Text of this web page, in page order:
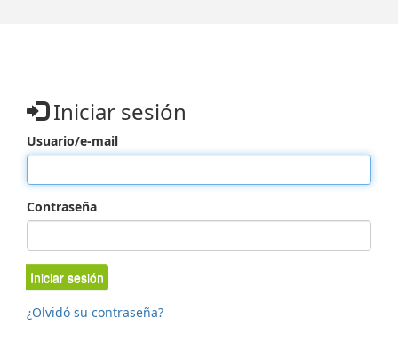
Iniciar sesión
Usuario/e-mail
Contraseña
Iniciar sesión
¿Olvidó su contraseña?